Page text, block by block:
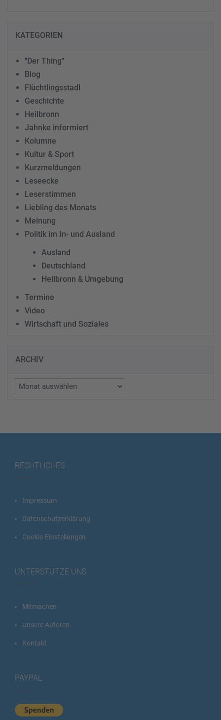
KATEGORIEN
"Der Thing"
Blog
Flüchtlingsstadl
Geschichte
Heilbronn
Jahnke informiert
Kolumne
Kultur & Sport
Kurzmeldungen
Leseecke
Leserstimmen
Liebling des Monats
Meinung
Politik im In- und Ausland
Ausland
Deutschland
Heilbronn & Umgebung
Termine
Video
Wirtschaft und Soziales
ARCHIV
Archiv
RECHTLICHES
Impressum
Datenschutzerklärung
Cookie-Einstellungen
UNTERSTÜTZE UNS
Mitmachen
Unsere Autoren
Kontakt
PAYPAL